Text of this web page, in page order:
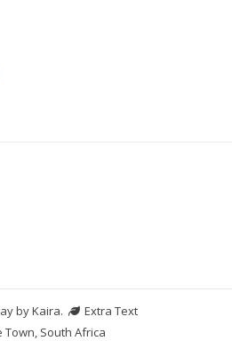
byKaira.
Extra Text
Town, South Africa